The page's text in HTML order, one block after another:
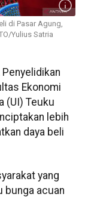
di Pasar Agung,
Yulius Satria
Ekonomi
(UI) Teuku
lebih
daya beli
yang
bunga acuan